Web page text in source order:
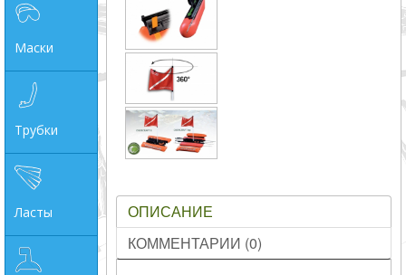
Производитель
_JSHOP_SEARCH_COINS
от
до
грн
Маски
Трубки
Ласты
ОПИСАНИЕ
КОММЕНТАРИИ (0)